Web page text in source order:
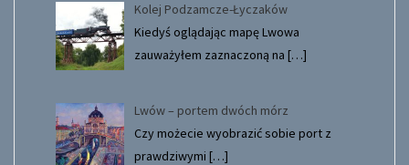
Kolej Podzamcze-Łyczaków
Kiedyś oglądając mapę Lwowa
zauważyłem zaznaczoną na […]
Lwów – portem dwóch mórz
Czy możecie wyobrazić sobie port z
prawdziwymi […]